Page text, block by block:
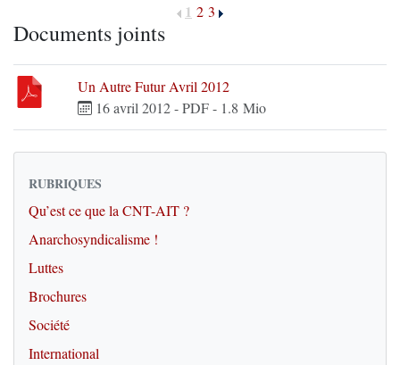
1 2 3
Documents joints
Un Autre Futur Avril 2012
16 avril 2012-PDF- 1.8 Mio
RUBRIQUES
Qu’est ce que la CNT-AIT ?
Anarchosyndicalisme !
Luttes
Brochures
Société
International